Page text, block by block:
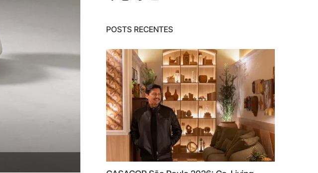
POSTS RECENTES